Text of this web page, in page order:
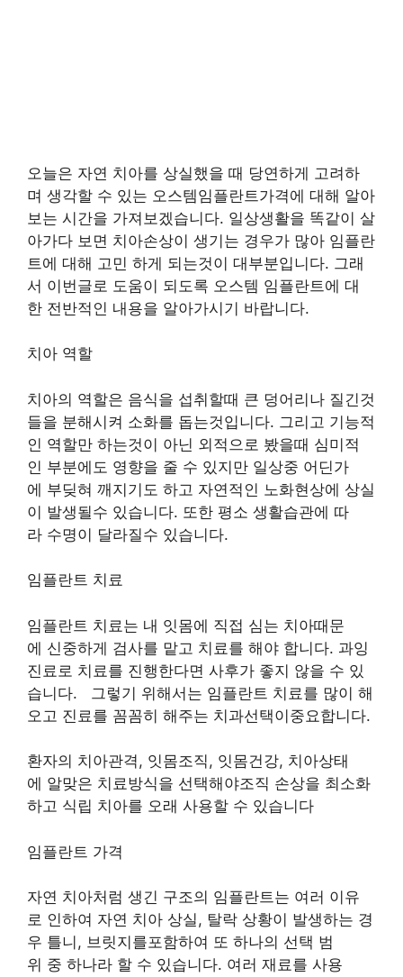
오늘은 자연 치아를 상실했을 때 당연하게 고려하
며 생각할 수 있는 오스템임플란트가격에 대해 알아
보는 시간을 가져보겠습니다. 일상생활을 똑같이 살
아가다 보면 치아손상이 생기는 경우가 많아 임플란
트에 대해 고민 하게 되는것이 대부분입니다. 그래
서 이번글로 도움이 되도록 오스템 임플란트에 대
한 전반적인 내용을 알아가시기 바랍니다.
치아 역할
치아의 역할은 음식을 섭취할때 큰 덩어리나 질긴것
들을 분해시켜 소화를 돕는것입니다. 그리고 기능적
인 역할만 하는것이 아닌 외적으로 봤을때 심미적
인 부분에도 영향을 줄 수 있지만 일상중 어딘가
에 부딪혀 깨지기도 하고 자연적인 노화현상에 상실
이 발생될수 있습니다. 또한 평소 생활습관에 따
라 수명이 달라질수 있습니다.
임플란트 치료
임플란트 치료는 내 잇몸에 직접 심는 치아때문
에 신중하게 검사를 맡고 치료를 해야 합니다. 과잉
진료로 치료를 진행한다면 사후가 좋지 않을 수 있
습니다. 그렇기 위해서는 임플란트 치료를 많이 해
오고 진료를 꼼꼼히 해주는 치과선택이중요합니다.
환자의 치아관격, 잇몸조직, 잇몸건강, 치아상태
에 알맞은 치료방식을 선택해야조직 손상을 최소화
하고 식립 치아를 오래 사용할 수 있습니다
임플란트 가격
자연 치아처럼 생긴 구조의 임플란트는 여러 이유
로 인하여 자연 치아 상실, 탈락 상황이 발생하는 경
우 틀니, 브릿지를포함하여 또 하나의 선택 범
위 중 하나라 할 수 있습니다. 여러 재료를 사용